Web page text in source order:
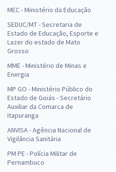
MEC - Ministério da Educação
SEDUC/MT - Secretaria de
Estado de Educação, Esporte e
Lazer do estado de Mato
Grosso
MME - Ministério de Minas e
Energia
MP GO - Ministério Público do
Estado de Goiás - Secretário
Auxiliar da Comarca de
Itapuranga
ANVISA - Agência Nacional de
Vigilância Sanitária
PM PE - Polícia Militar de
Pernambuco